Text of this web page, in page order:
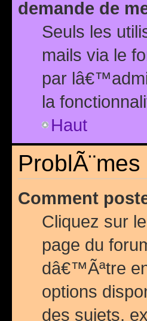
demande de
Seuls les
mails via le
par
la
Haut
Comment
Cliquez sur
page du
dâ€™Ãªtre
options
des sujets,